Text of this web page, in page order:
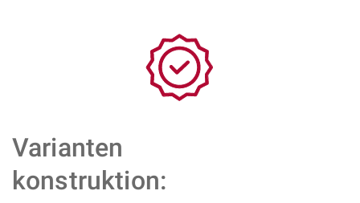
Varianten
konstruktion: